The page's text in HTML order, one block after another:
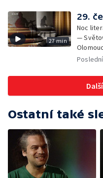
27 min
29.
Noc
—
Ostatní také